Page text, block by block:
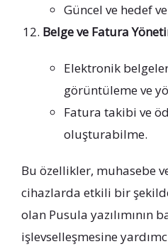
Güncel ve hedef
Belge ve Fatura
Elektronik
görüntüleme ve
Fatura takibi ve
oluşturabilme.
Bu özellikler, muhasebe
cihazlarda etkili bir
olan Pusula yazılımının
işlevselleşmesine